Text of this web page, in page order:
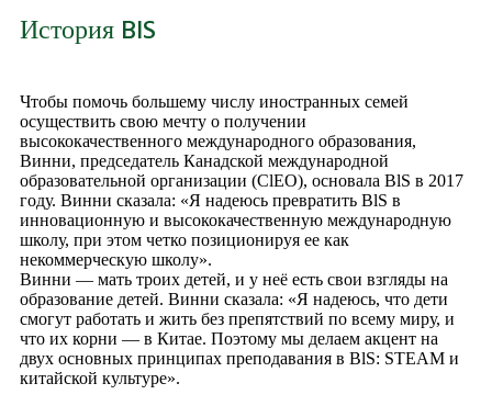
История BIS
Чтобы помочь большему числу иностранных семей
осуществить свою мечту о получении
высококачественного международного образования,
Винни, председатель Канадской международной
образовательной организации (ClEO), основала BlS в 2017
году. Винни сказала: «Я надеюсь превратить BlS в
инновационную и высококачественную международную
школу, при этом четко позиционируя ее как
некоммерческую школу».
Винни — мать троих детей, и у неё есть свои взгляды на
образование детей. Винни сказала: «Я надеюсь, что дети
смогут работать и жить без препятствий по всему миру, и
что их корни — в Китае. Поэтому мы делаем акцент на
двух основных принципах преподавания в BlS: STEAM и
китайской культуре».